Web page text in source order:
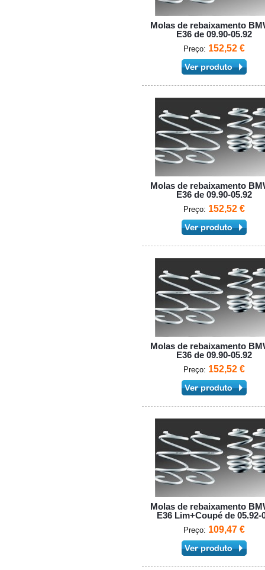
Molas de rebaixamento
E36 de 09.90-05.92
Preço: 152,52 €
Molas de rebaixamento
E36 de 09.90-05.92
Preço: 152,52 €
Molas de rebaixamento
E36 de 09.90-05.92
Preço: 152,52 €
Molas de rebaixamento
E36 Lim+Coupé de 05.92-
Preço: 109,47 €